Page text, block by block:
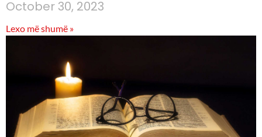
October 30, 2023
Lexo më shumë »